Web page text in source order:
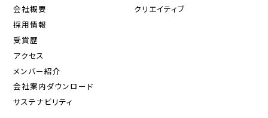
会社概要
採用情報
受賞歴
アクセス
メンバー紹介
会社案内ダウンロード
サステナビリティ
クリエイティブ